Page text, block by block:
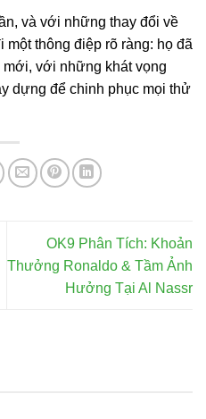
và với những thay đổi về
thông điệp rõ ràng: họ đã
mới, với những khát vọng
dựng để chinh phục mọi thử
OK9 Phân Tích: Khoản
Thưởng Ronaldo & Tầm Ảnh
Hưởng Tại Al Nassr